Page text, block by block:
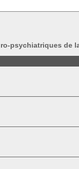
psychiatriques de